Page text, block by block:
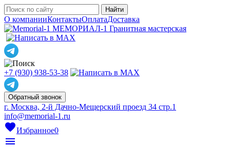
О компанииКонтактыОплатаДоставка
МЕМОРИАЛ-1 Гранитная мастерская
+7 (930) 938-53-38
Обратный звонок
г. Москва, 2-й Дачно-Мещерский проезд 34 стр.1
info@memorial-1.ru
favoriteИзбранное0
menu